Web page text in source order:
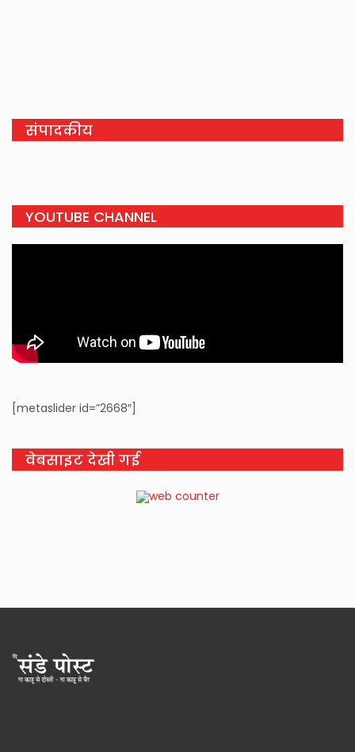
संपादकीय
YOUTUBE CHANNEL
[metaslider id=”2668″]
वेबसाइट देखी गई